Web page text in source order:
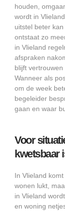
houden,
wordt in
uitstel beter
ontstaat zo
in Vlieland
afspraken
blijft
Wanneer als
om de week
begeleider
gaan en waar
Voor
kwetsbaar
In Vlieland
wonen lukt,
in Vlieland
en woning